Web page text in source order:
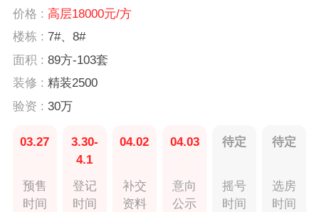
价格 : 高层18000元/方
楼栋 : 7#、8#
面积 : 89方-103套
装修 : 精装2500
验资 : 30万
03.27
预售
时间
3.30-
4.1
登记
时间
04.02
补交
资料
04.03
意向
公示
待定
摇号
时间
待定
选房
时间